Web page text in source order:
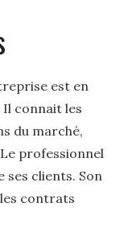
est en
connait les
du marché,
professionnel
ses clients. Son
contrats